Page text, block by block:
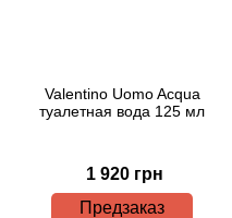
Valentino Uomo Acqua
туалетная вода 125 мл
1 920 грн
Предзаказ